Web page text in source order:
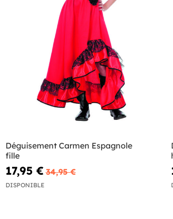
Déguisement Carmen Espagnole
fille
17,95 € 34,95 €
DISPONIBLE